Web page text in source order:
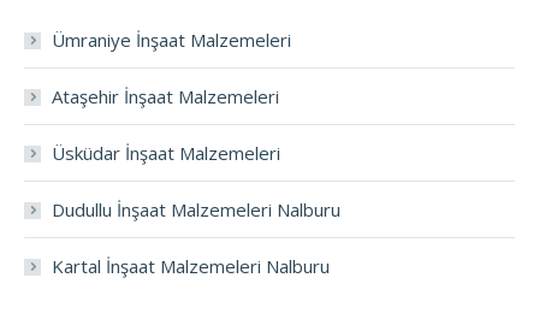
Ümraniye İnşaat Malzemeleri
Ataşehir İnşaat Malzemeleri
Üsküdar İnşaat Malzemeleri
Dudullu İnşaat Malzemeleri Nalburu
Kartal İnşaat Malzemeleri Nalburu